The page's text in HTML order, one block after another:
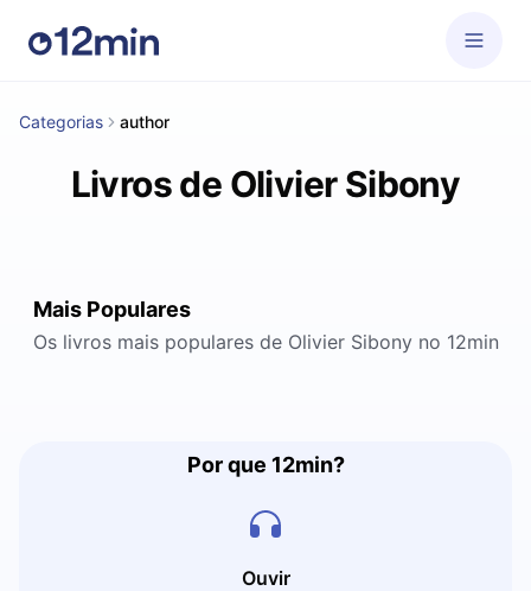
Categorias author
Livros de Olivier Sibony
Mais Populares
Os livros mais populares de Olivier Sibony no 12min
Por que 12min?
Ouvir